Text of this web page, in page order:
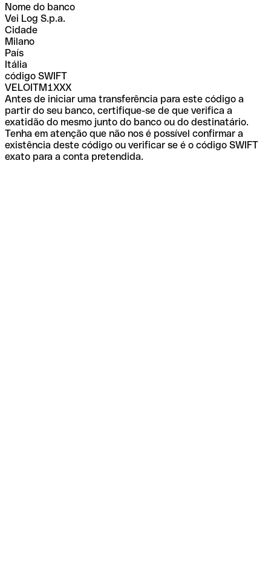
Nome do banco
Vei Log S.p.a.
Cidade
Milano
País
Itália
código SWIFT
VELOITM1XXX
Antes de iniciar uma transferência para este código a
partir do seu banco, certifique-se de que verifica a
exatidão do mesmo junto do banco ou do destinatário.
Tenha em atenção que não nos é possível confirmar a
existência deste código ou verificar se é o código SWIFT
exato para a conta pretendida.